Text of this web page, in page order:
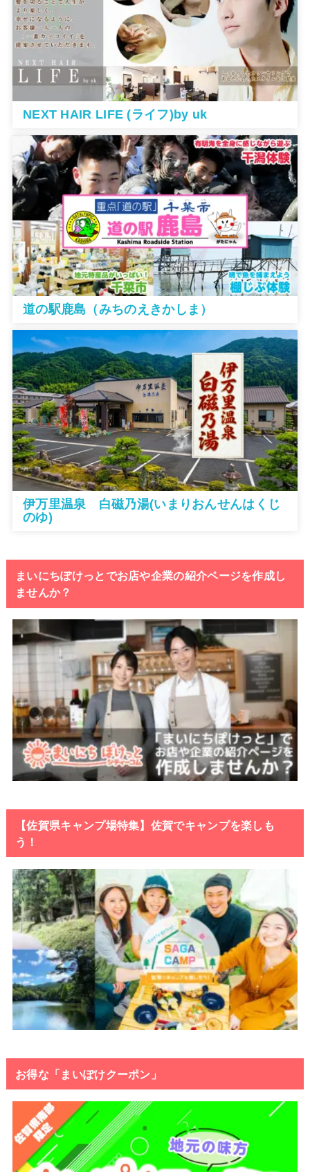
NEXT HAIR LIFE (ライフ)by uk
道の駅鹿島（みちのえきかしま）
伊万里温泉 白磁乃湯(いまりおんせんはくじ
のゆ)
まいにちぽけっとでお店や企業の紹介ページを作成し
ませんか？
【佐賀県キャンプ場特集】佐賀でキャンプを楽しも
う！
お得な「まいぽけクーポン」